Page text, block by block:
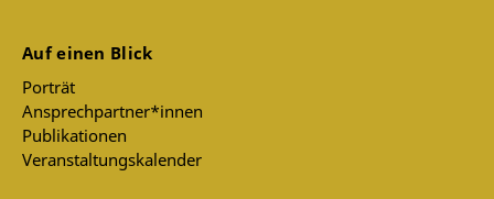
Auf einen Blick
Porträt
Ansprechpartner*innen
Publikationen
Veranstaltungskalender